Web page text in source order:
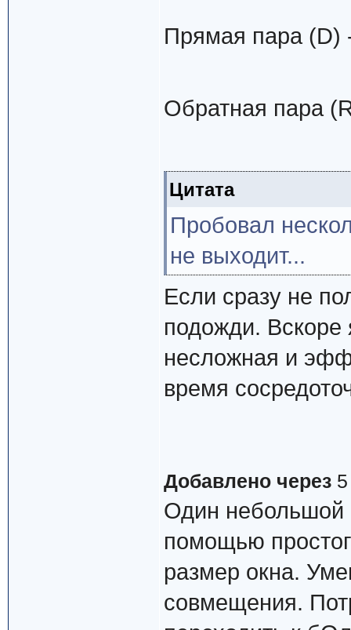
Прямая пара (D)
Обратная пара
Цитата
Пробовал
не выходит...
Если сразу не
подожди.
несложная и
время
Добавлено через
Один небольшой
помощью
размер окна.
совмещения.